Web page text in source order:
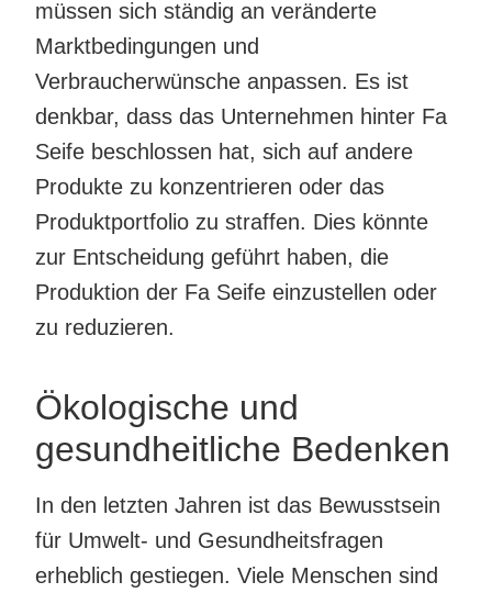
müssen sich ständig an veränderte
Marktbedingungen und
Verbraucherwünsche anpassen. Es ist
denkbar, dass das Unternehmen hinter Fa
Seife beschlossen hat, sich auf andere
Produkte zu konzentrieren oder das
Produktportfolio zu straffen. Dies könnte
zur Entscheidung geführt haben, die
Produktion der Fa Seife einzustellen oder
zu reduzieren.
Ökologische und
gesundheitliche Bedenken
In den letzten Jahren ist das Bewusstsein
für Umwelt- und Gesundheitsfragen
erheblich gestiegen. Viele Menschen sind